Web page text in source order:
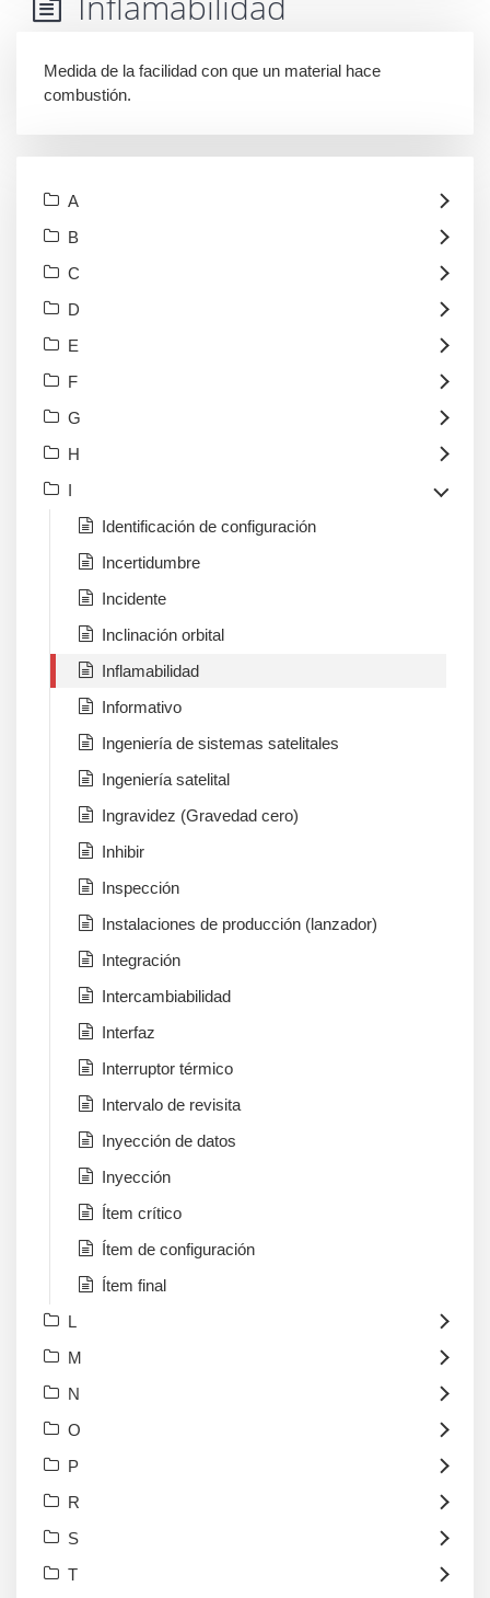
Medida de la facilidad con que un material hace
combustión.
A
B
C
D
E
F
G
H
I
Identificación de configuración
Incertidumbre
Incidente
Inclinación orbital
Inflamabilidad
Informativo
Ingeniería de sistemas satelitales
Ingeniería satelital
Ingravidez (Gravedad cero)
Inhibir
Inspección
Instalaciones de producción (lanzador)
Integración
Intercambiabilidad
Interfaz
Interruptor térmico
Intervalo de revisita
Inyección de datos
Inyección
Ítem crítico
Ítem de configuración
Ítem final
L
M
N
O
P
R
S
T